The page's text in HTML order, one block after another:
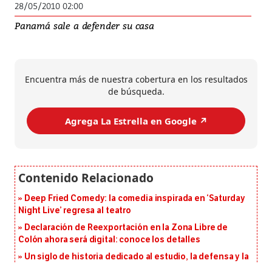
28/05/2010 02:00
Panamá sale a defender su casa
Encuentra más de nuestra cobertura en los resultados
de búsqueda.
Agrega La Estrella en Google ↗️
Deep Fried Comedy: la comedia inspirada en ‘Saturday
Night Live’ regresa al teatro
Declaración de Reexportación en la Zona Libre de
Colón ahora será digital: conoce los detalles
Un siglo de historia dedicado al estudio, la defensa y la